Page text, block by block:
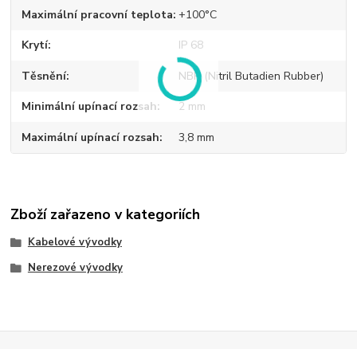
Maximální pracovní teplota +100°C
Krytí IP 68
Těsnění NBR (Nitril Butadien Rubber)
Minimální upínací rozsah 2 mm
Maximální upínací rozsah 3,8 mm
Zboží zařazeno v kategoriích
Kabelové vývodky
Nerezové vývodky